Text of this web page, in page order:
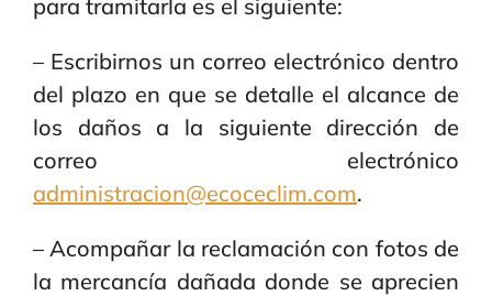
para tramitarla es el siguiente:
– Escribirnos un correo electrónico dentro
del plazo en que se detalle el alcance de
los daños a la siguiente dirección de
correo electrónico
administracion@ecoceclim.com.
– Acompañar la reclamación con fotos de
la mercancía dañada donde se aprecien